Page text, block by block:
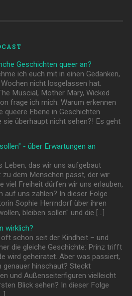
Geschichten queer an?
ich euch mit in einen Gedanken,
nicht losgelassen hat.
Muscial, Mother Mary, Wicked
frage ich mich: Warum erkennen
queere Ebene in Geschichten
überhaupt nicht sehen?! Es geht
- über Erwartungen an
Leben, das wir uns aufgebaut
zu dem Menschen passt, der wir
viel Freiheit dürfen wir uns erlauben,
auf uns zählen? In dieser Folge
Sophie Herrndorf über ihren
bleiben sollen" und die […]
wirklich?
schon seit der Kindheit – und
die gleiche Geschichte: Prinz trifft
wird geheiratet. Aber was passiert,
genauer hinschaut? Steckt
und Außenseiterfiguren vielleicht
Blick sehen? In dieser Folge